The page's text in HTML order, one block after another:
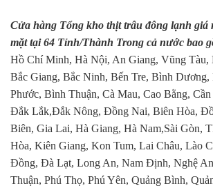
Cửa hàng Tổng kho thịt trâu đông lạnh giá
mặt tại 64 Tỉnh/Thành Trong cả nước bao
Hồ Chí Minh, Hà Nội, An Giang, Vũng Tàu,
Bắc Giang, Bắc Ninh, Bến Tre, Bình
Phước, Bình Thuận, Cà Mau, Cao Bằng,
Đắk Lắk,Đắk Nông, Đồng Nai, Biên Hòa,
Biên, Gia Lai, Hà Giang, Hà Nam,Sài Gòn,
Hòa, Kiên Giang, Kon Tum, Lai Châu, Lào
Đồng, Đà Lạt, Long An, Nam Định, Nghệ
Thuận, Phú Thọ, Phú Yên, Quảng Bình,